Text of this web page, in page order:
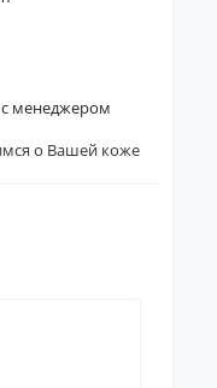
с менеджером
о Вашей коже